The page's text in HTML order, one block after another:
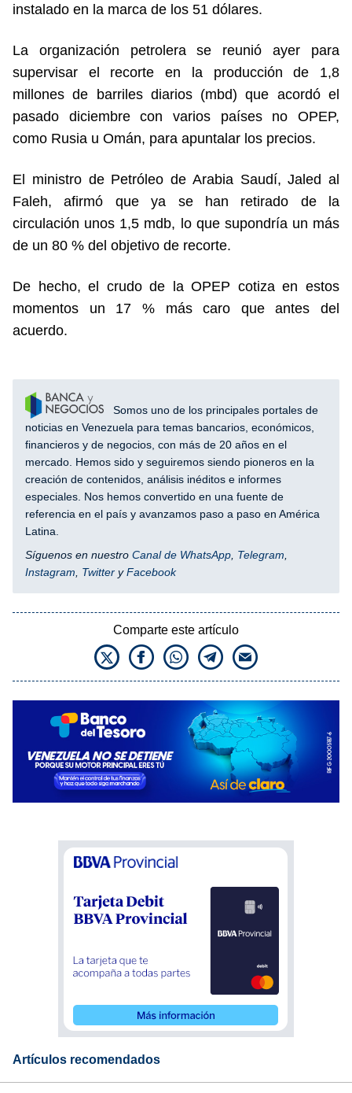
instalado en la marca de los 51 dólares.
La organización petrolera se reunió ayer para
supervisar el recorte en la producción de 1,8
millones de barriles diarios (mbd) que acordó el
pasado diciembre con varios países no OPEP,
como Rusia u Omán, para apuntalar los precios.
El ministro de Petróleo de Arabia Saudí, Jaled al
Faleh, afirmó que ya se han retirado de la
circulación unos 1,5 mdb, lo que supondría un más
de un 80 % del objetivo de recorte.
De hecho, el crudo de la OPEP cotiza en estos
momentos un 17 % más caro que antes del
acuerdo.
Somos uno de los principales portales de
noticias en Venezuela para temas bancarios, económicos,
financieros y de negocios, con más de 20 años en el
mercado. Hemos sido y seguiremos siendo pioneros en la
creación de contenidos, análisis inéditos e informes
especiales. Nos hemos convertido en una fuente de
referencia en el país y avanzamos paso a paso en América
Latina.
Síguenos en nuestro Canal de WhatsApp Telegram
Instagram
Twitter yFacebook
Comparte este artículo
Artículos recomendados